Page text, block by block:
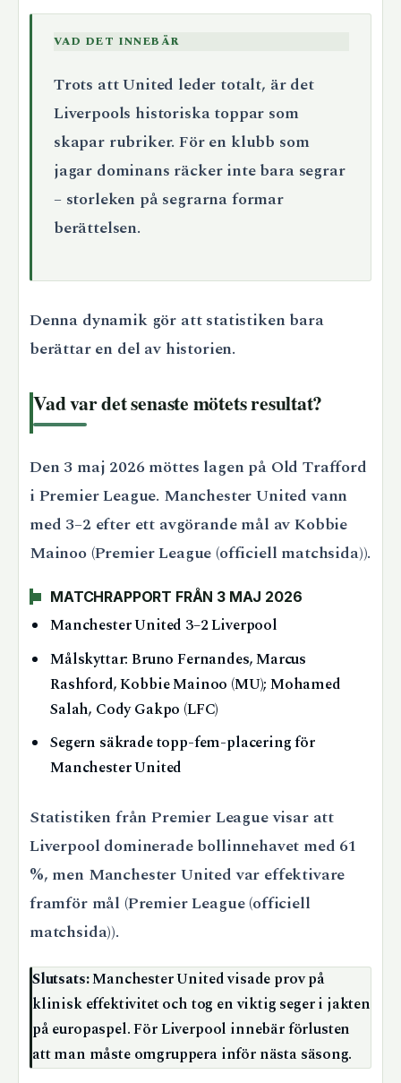
VAD DET INNEBÄR
Trots att United leder totalt, är det
Liverpools historiska toppar som
skapar rubriker. För en klubb som
jagar dominans räcker inte bara segrar
– storleken på segrarna formar
berättelsen.
Denna dynamik gör att statistiken bara
berättar en del av historien.
Vad var det senaste mötets resultat?
Den 3 maj 2026 möttes lagen på Old Trafford
i Premier League. Manchester United vann
med 3–2 efter ett avgörande mål av Kobbie
Mainoo (Premier League (officiell matchsida)).
MATCHRAPPORT FRÅN 3 MAJ 2026
Manchester United 3–2 Liverpool
Målskyttar: Bruno Fernandes, Marcus
Rashford, Kobbie Mainoo (MU); Mohamed
Salah, Cody Gakpo (LFC)
Segern säkrade topp-fem-placering för
Manchester United
Statistiken från Premier League visar att
Liverpool dominerade bollinnehavet med 61
%, men Manchester United var effektivare
framför mål (Premier League (officiell
matchsida)).
Slutsats:Manchester United visade prov på
klinisk effektivitet och tog en viktig seger i jakten
på europaspel. För Liverpool innebär förlusten
att man måste omgruppera inför nästa säsong.